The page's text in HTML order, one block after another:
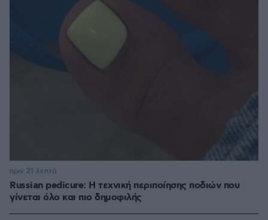
Russian pedicure: Η τεχνική περιποίησης ποδιών που
γίνεται όλο και πιο δημοφιλής
πριν 21 λεπτά